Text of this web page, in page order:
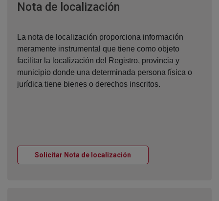
Nota de localización
La nota de localización proporciona información
meramente instrumental que tiene como objeto
facilitar la localización del Registro, provincia y
municipio donde una determinada persona física o
jurídica tiene bienes o derechos inscritos.
Solicitar Nota de localización